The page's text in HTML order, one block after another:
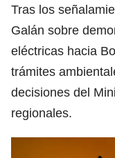
Tras los
Galán sobre
eléctricas hacia
trámites
decisiones del
regionales.